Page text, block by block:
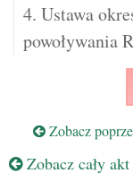
4. Ustawa
powoływania
Zobacz
Zobacz cały